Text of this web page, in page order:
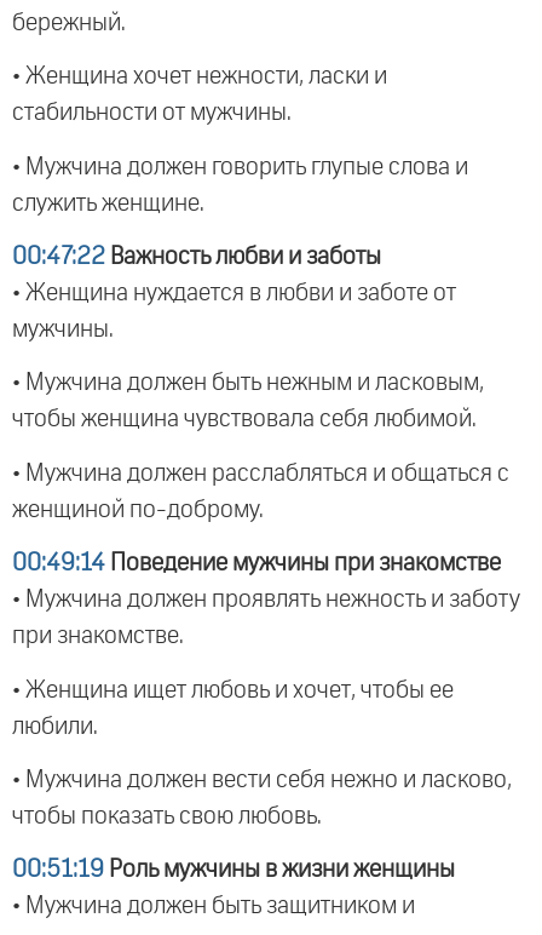
бережный.
• Женщина хочет нежности, ласки и
стабильности от мужчины.
• Мужчина должен говорить глупые слова и
служить женщине.
00:47:22 Важность любви и заботы
• Женщина нуждается в любви и заботе от
мужчины.
• Мужчина должен быть нежным и ласковым,
чтобы женщина чувствовала себя любимой.
• Мужчина должен расслабляться и общаться с
женщиной по-доброму.
00:49:14 Поведение мужчины при знакомстве
• Мужчина должен проявлять нежность и заботу
при знакомстве.
• Женщина ищет любовь и хочет, чтобы ее
любили.
• Мужчина должен вести себя нежно и ласково,
чтобы показать свою любовь.
00:51:19 Роль мужчины в жизни женщины
• Мужчина должен быть защитником и